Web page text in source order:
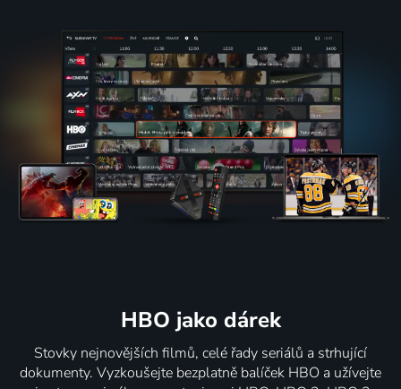
HBO jako dárek
Stovky nejnovějších filmů, celé řady seriálů a strhující
dokumenty. Vyzkoušejte bezplatně balíček HBO a užívejte